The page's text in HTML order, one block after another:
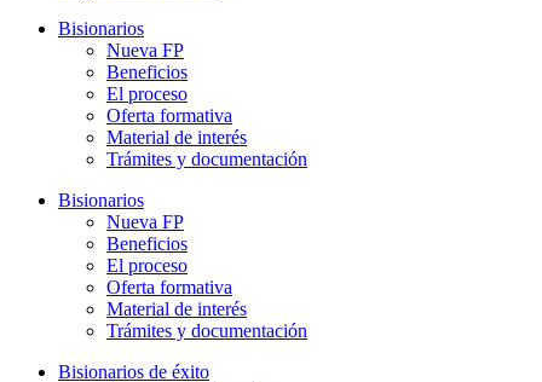
Bisionarios
Nueva FP
Beneficios
El proceso
Oferta formativa
Material de interés
Trámites y documentación
Bisionarios
Nueva FP
Beneficios
El proceso
Oferta formativa
Material de interés
Trámites y documentación
Bisionarios de éxito